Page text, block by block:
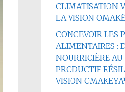
CLIMATISATION
LA VISION
CONCEVOIR LES
ALIMENTAIRES :
NOURRICIÈRE
PRODUCTIF
VISION